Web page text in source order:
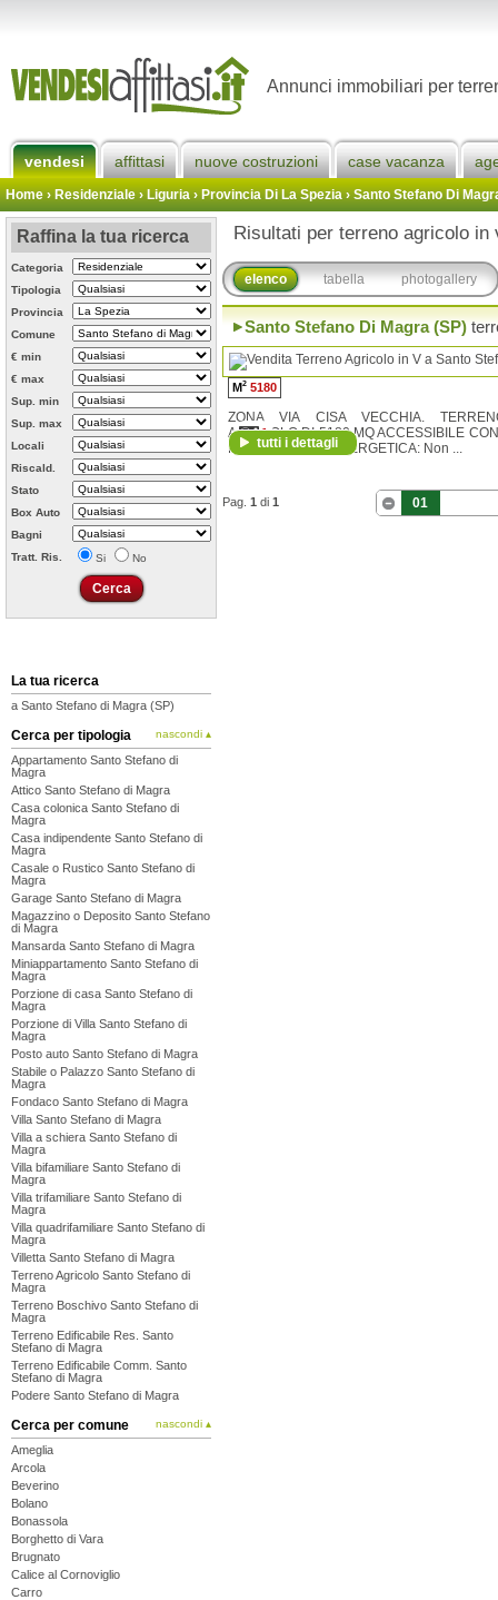
Annunci immobiliari per
vendesi affittasi nuove costruzioni case vacanza
Home› Residenziale › Liguria ›Provincia Di La Spezia›Santo Stefano Di
Raffina la tua ricerca
Categoria
Tipologia
Provincia
Comune
€ min
€ max
Sup. min
Sup. max
Locali
Riscald.
Stato
Box Auto
Bagni
Tratt. Ris.
Si No
La tua ricerca
a Santo Stefano di Magra (SP)
Cerca per tipologia nascondi ▴
Appartamento Santo Stefano di
Magra
Attico Santo Stefano di Magra
Casa colonica Santo Stefano di
Magra
Casa indipendente Santo Stefano di
Magra
Casale o Rustico Santo Stefano di
Magra
Garage Santo Stefano di Magra
Magazzino o Deposito Santo Stefano
di Magra
Mansarda Santo Stefano di Magra
Miniappartamento Santo Stefano di
Magra
Porzione di casa Santo Stefano di
Magra
Porzione di Villa Santo Stefano di
Magra
Posto auto Santo Stefano di Magra
Stabile o Palazzo Santo Stefano di
Magra
Fondaco Santo Stefano di Magra
Villa Santo Stefano di Magra
Villa a schiera Santo Stefano di
Magra
Villa bifamiliare Santo Stefano di
Magra
Villa trifamiliare Santo Stefano di
Magra
Villa quadrifamiliare Santo Stefano di
Magra
Villetta Santo Stefano di Magra
Terreno Agricolo Santo Stefano di
Magra
Terreno Boschivo Santo Stefano di
Magra
Terreno Edificabile Res. Santo
Stefano di Magra
Terreno Edificabile Comm. Santo
Stefano di Magra
Podere Santo Stefano di Magra
Cerca per comune nascondi ▴
Ameglia
Arcola
Beverino
Bolano
Bonassola
Borghetto di Vara
Brugnato
Calice al Cornoviglio
Carro
Risultati per terreno agricolo in
elenco tabella photogallery
Santo Stefano Di Magra (SP)
M2 5180
ZONA VIA CISA VECCHIA.
AGRICOLO DI 5180 MQ ACCESSIBILE
MEZZI. CLASSE ENERGETICA: Non ...
1
tutti i dettagli
Pag. 1 di 1 01